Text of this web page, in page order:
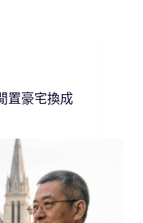
置豪宅換成